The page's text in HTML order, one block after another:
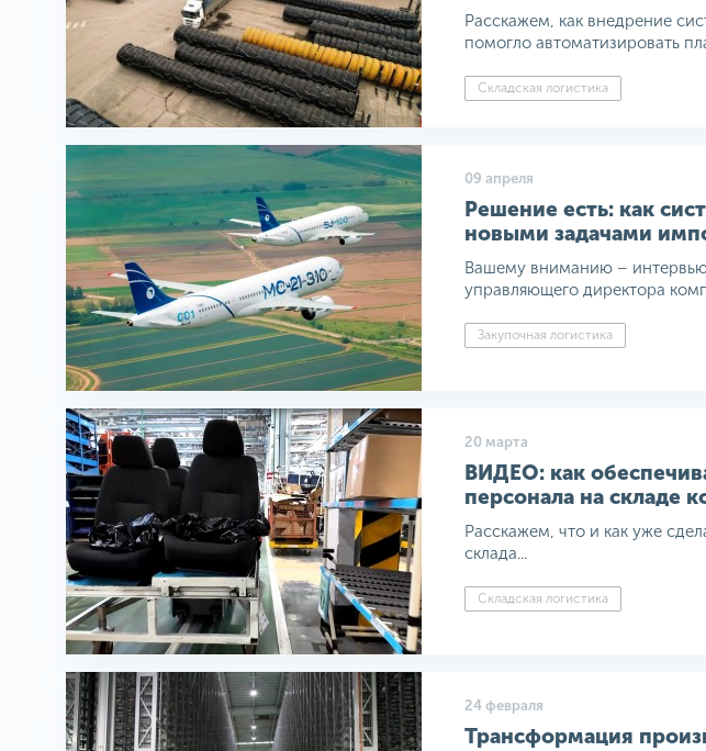
Расскажем, как внедрение
помогло автоматизировать
Складская логистика
09 апреля
Решение есть: как
новыми задачами
Вашему вниманию – интервью
управляющего директора
Закупочная логистика
20 марта
ВИДЕО: как
персонала на складе
Расскажем, что и как уже
склада...
Складская логистика
24 февраля
Трансформация